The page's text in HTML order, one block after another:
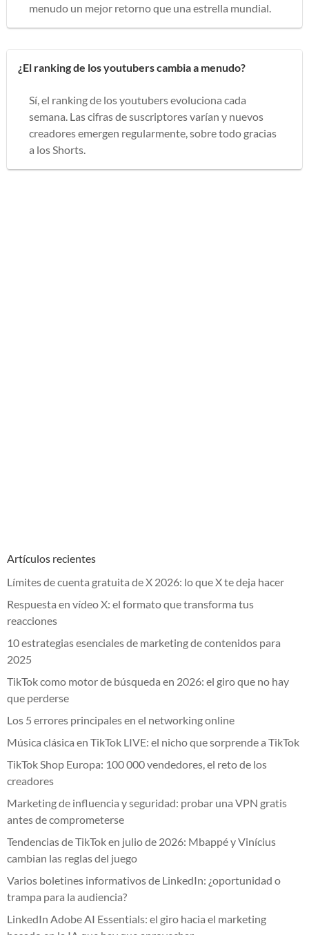
menudo un mejor retorno que una estrella mundial.
¿El ranking de los youtubers cambia a menudo?
Sí, el ranking de los youtubers evoluciona cada
semana. Las cifras de suscriptores varían y nuevos
creadores emergen regularmente, sobre todo gracias
a los Shorts.
Artículos recientes
Límites de cuenta gratuita de X 2026: lo que X te deja hacer
Respuesta en vídeo X: el formato que transforma tus
reacciones
10 estrategias esenciales de marketing de contenidos para
2025
TikTok como motor de búsqueda en 2026: el giro que no hay
que perderse
Los 5 errores principales en el networking online
Música clásica en TikTok LIVE: el nicho que sorprende a TikTok
TikTok Shop Europa: 100 000 vendedores, el reto de los
creadores
Marketing de influencia y seguridad: probar una VPN gratis
antes de comprometerse
Tendencias de TikTok en julio de 2026: Mbappé y Vinícius
cambian las reglas del juego
Varios boletines informativos de LinkedIn: ¿oportunidad o
trampa para la audiencia?
LinkedIn Adobe AI Essentials: el giro hacia el marketing